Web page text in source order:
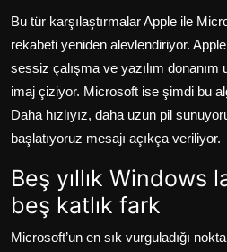
Bu tür karşılaştırmalar Apple ile
rekabeti yeniden alevlendiriyor. Apple
sessiz çalışma ve yazılım
imaj çiziyor. Microsoft ise şimdi bu
Daha hızlıyız, daha uzun pil
başlatıyoruz mesajı açıkça veriliyor.
Beş yıllık Windows
beş katlık fark
Microsoft’un en sık vurguladığı